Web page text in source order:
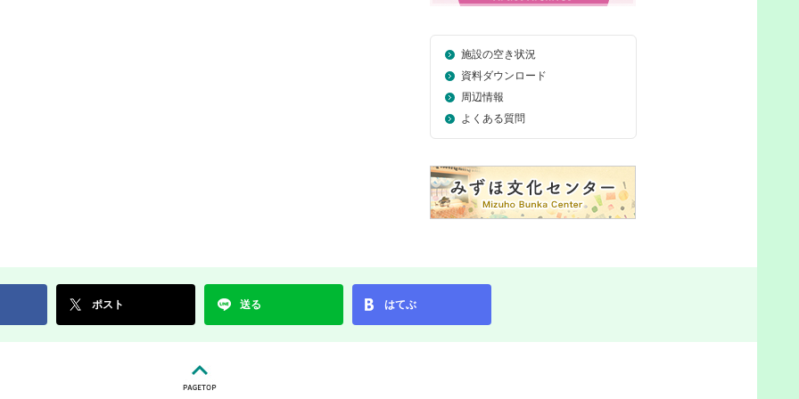
施設の空き状況
資料ダウンロード
周辺情報
よくある質問
ポスト 送る はてぶ